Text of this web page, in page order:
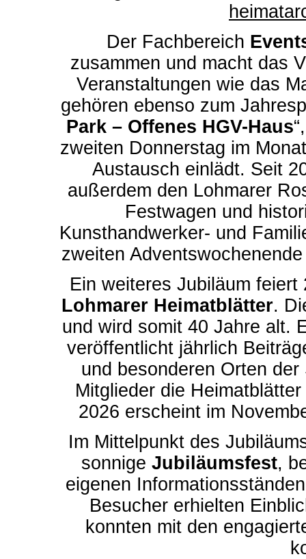
Der Fachbereich
zusammen und macht das
Veranstaltungen wie das
gehören ebenso zum
Park – Offenes HGV-Haus
zweiten Donnerstag im
Austausch einlädt. Seit
außerdem den Lohmarer
Festwagen und
Kunsthandwerker- und
zweiten
Ein weiteres Jubiläum
Lohmarer Heimatblätter.
und wird somit 40 Jahre alt.
veröffentlicht jährlich
und besonderen Orten
Mitglieder die
2026 erscheint im
Im Mittelpunkt des
sonnige Jubiläumsfest,
eigenen
Besucher erhielten
konnten mit den